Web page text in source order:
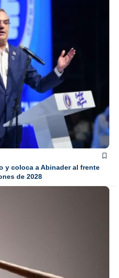
y coloca a Abinader al frente
de 2028